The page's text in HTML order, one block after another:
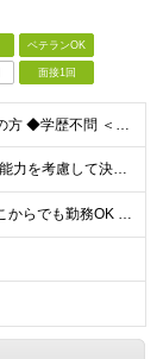
ベテランOK
面接1回
◆何らかの開発経験をお持ちの方 ◆学歴不問 ＜特に歓迎する方＞ ◎リーダー経験・PM経験のある方（優遇します） ◎フルリモートでも自律的に動ける方 ◎自社サービスや受託開発にゆくゆく携わりたい方 ◎
月給30万円〜75万円（経験・能力を考慮して決定） ※固定残業代20時間分（4.0〜10.2万円）含む／超過分は全額支給 ※経験・スキルを考慮のうえ決定いたします ※6ヶ月の試用期間あり。期間中の待遇
【原則フルリモート】全国どこからでも勤務OK ※希望に応じてオフィス勤務も可能 ■本社（湘南本社） 神奈川県藤沢市辻堂神台2-2-1 アイクロス湘南8階 └JR東海道線「辻堂駅」徒歩3分 ■東北支